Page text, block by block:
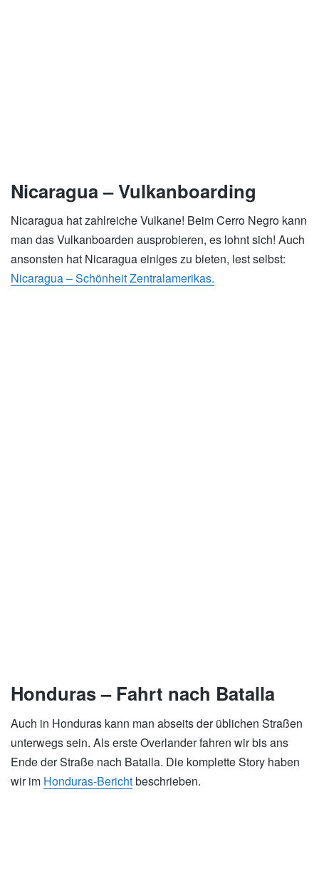
Nicaragua – Vulkanboarding
Nicaragua hat zahlreiche Vulkane! Beim Cerro Negro kann
man das Vulkanboarden ausprobieren, es lohnt sich! Auch
ansonsten hat Nicaragua einiges zu bieten, lest selbst:
Nicaragua – Schönheit Zentralamerikas.
Honduras – Fahrt nach Batalla
Auch in Honduras kann man abseits der üblichen Straßen
unterwegs sein. Als erste Overlander fahren wir bis ans
Ende der Straße nach Batalla. Die komplette Story haben
wir im Honduras-Berichtbeschrieben.